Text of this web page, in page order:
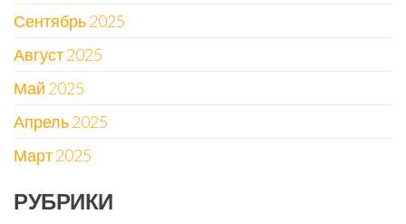
Сентябрь 2025
Август 2025
Май 2025
Апрель 2025
Март 2025
РУБРИКИ